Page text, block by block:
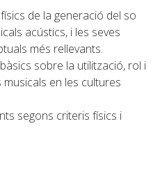
de la generació del so
acústics, i les seves
més rellevants.
sobre la utilització, rol i
en les cultures
segons criteris físics i